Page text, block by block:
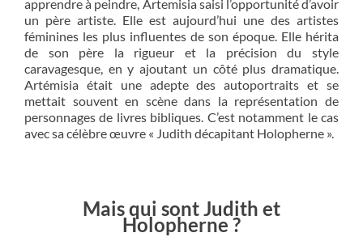
apprendre à peindre, Artemisia saisi l’opportunité d’avoir
un père artiste. Elle est aujourd’hui une des artistes
féminines les plus influentes de son époque. Elle hérita
de son père la rigueur et la précision du style
caravagesque, en y ajoutant un côté plus dramatique.
Artémisia était une adepte des autoportraits et se
mettait souvent en scène dans la représentation de
personnages de livres bibliques. C’est notamment le cas
avec sa célèbre œuvre « Judith décapitant Holopherne ».
Mais qui sont Judith et
Holopherne ?